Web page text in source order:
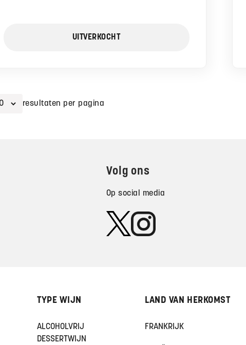
UITVERKOCHT
resultaten per pagina
Volg ons
Op social media
TYPE WIJN
ALCOHOLVRIJ
DESSERTWIJN
LAND VAN HERKOMST
FRANKRIJK